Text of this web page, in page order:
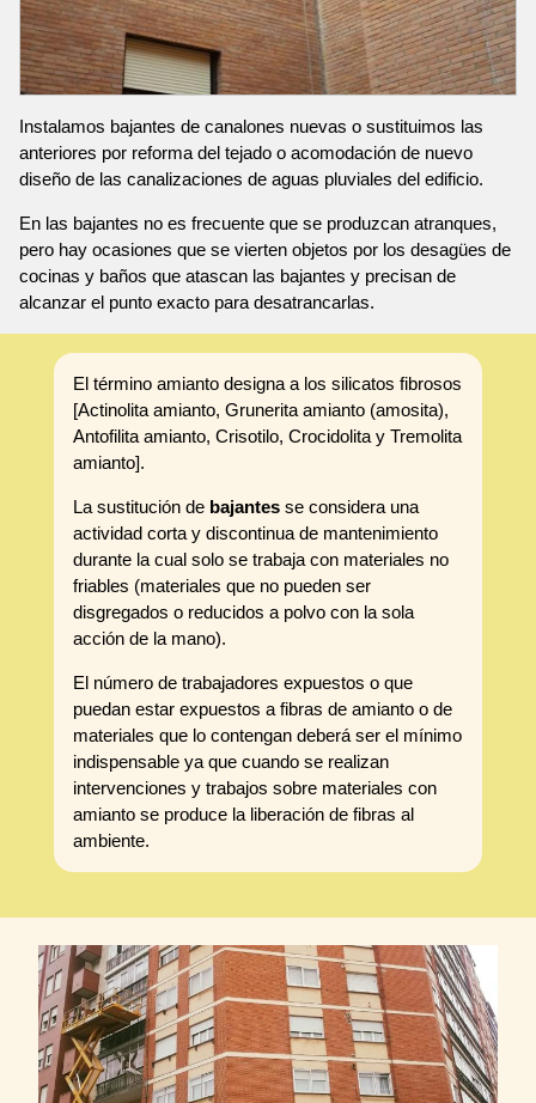
Instalamos bajantes de canalones nuevas o sustituimos las
anteriores por reforma del tejado o acomodación de nuevo
diseño de las canalizaciones de aguas pluviales del edificio.
En las bajantes no es frecuente que se produzcan atranques,
pero hay ocasiones que se vierten objetos por los desagües de
cocinas y baños que atascan las bajantes y precisan de
alcanzar el punto exacto para desatrancarlas.
El término amianto designa a los silicatos fibrosos
[Actinolita amianto, Grunerita amianto (amosita),
Antofilita amianto, Crisotilo, Crocidolita y Tremolita
amianto].
La sustitución de bajantesse considera una
actividad corta y discontinua de mantenimiento
durante la cual solo se trabaja con materiales no
friables (materiales que no pueden ser
disgregados o reducidos a polvo con la sola
acción de la mano).
El número de trabajadores expuestos o que
puedan estar expuestos a fibras de amianto o de
materiales que lo contengan deberá ser el mínimo
indispensable ya que cuando se realizan
intervenciones y trabajos sobre materiales con
amianto se produce la liberación de fibras al
ambiente.